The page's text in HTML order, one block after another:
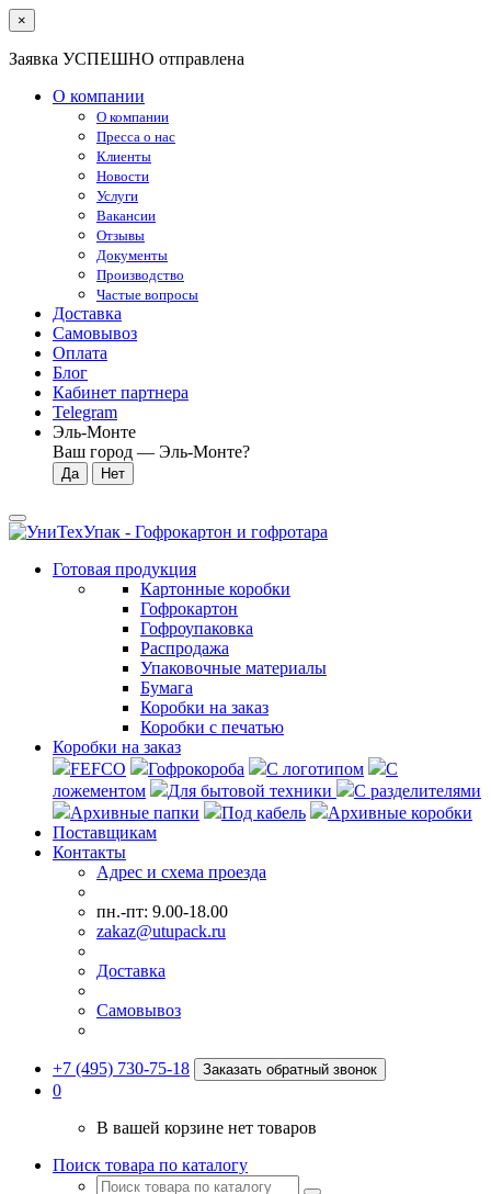
×
Заявка УСПЕШНО отправлена
О компании
О компании
Пресса о нас
Клиенты
Новости
Услуги
Вакансии
Отзывы
Документы
Производство
Частые вопросы
Доставка
Самовывоз
Оплата
Блог
Кабинет партнера
Telegram
Эль-Монте
Ваш город — Эль-Монте?
Готовая продукция
Картонные коробки
Гофрокартон
Гофроупаковка
Распродажа
Упаковочные материалы
Бумага
Коробки на заказ
Коробки с печатью
Коробки на заказ
FEFCO
Гофрокороба С логотипом
С
ложементом
Для бытовой техники
С разделителями
Архивные папки
Под кабель
Архивные коробки
Поставщикам
Контакты
Адрес и схема проезда
пн.-пт: 9.00-18.00
zakaz@utupack.ru
Доставка
Самовывоз
+7 (495) 730-75-18 Заказать обратный звонок
0
В вашей корзине нет товаров
Поиск товара по каталогу